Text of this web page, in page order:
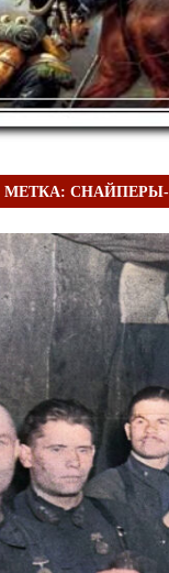
МЕТКА: